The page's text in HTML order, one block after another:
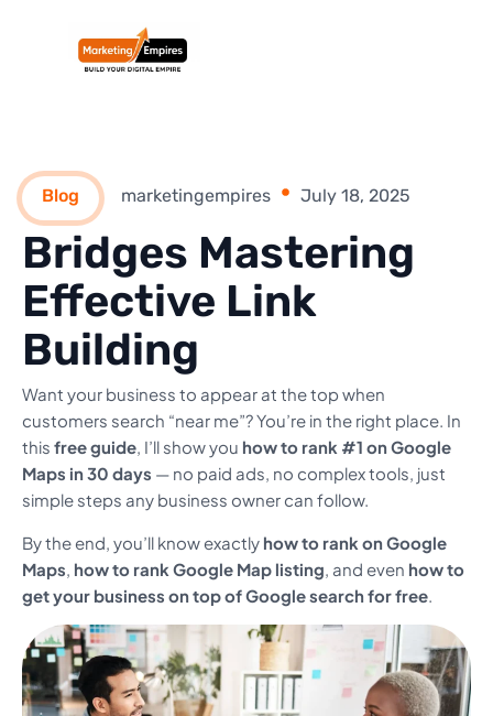
Blog marketingempires July 18, 2025
Bridges Mastering
Effective Link
Building
Want your business to appear at the top when
customers search “near me”? You’re in the right place. In
this free guide, I’ll show you how to rank #1 on Google
Maps in 30 days — no paid ads, no complex tools, just
simple steps any business owner can follow.
By the end, you’ll know exactly how to rank on Google
Maps how to rank Google Map listing , and even how to
get your business on top of Google search for free